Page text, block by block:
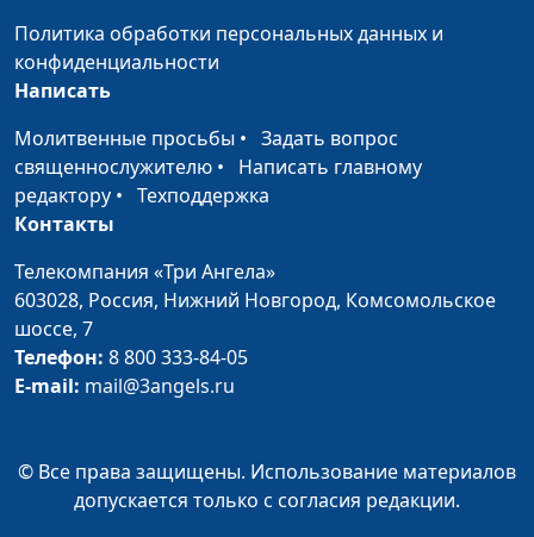
Академии
Руфь: история
перевода Библии при
Заокской Духовной
Академии
сотрудник Института
перевода Библии при
перевода Библии при
Заокской Духовной
Политика обработки персональных данных и
конфиденциальности
Написать
Молитвенные просьбы • Задать вопрос
священнослужителю • Написать главному
редактору • Техподдержка
Контакты
Телекомпания «Три Ангела»
603028, Россия, Нижний Новгород, Комсомольское
шоссе, 7
Телефон: 8 800 333-84-05
E-mail: mail@3angels.ru
© Все права защищены. Использование материалов
допускается только с согласия редакции.